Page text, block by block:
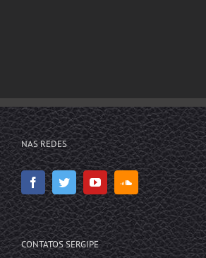
NAS REDES
CONTATOS SERGIPE